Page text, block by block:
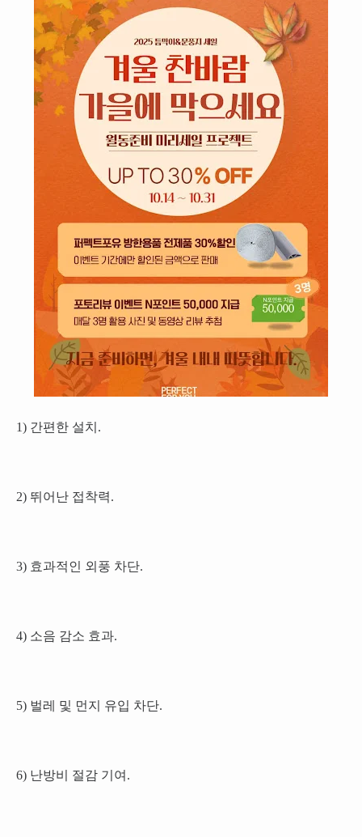
1) 간편한 설치.
2) 뛰어난 접착력.
3) 효과적인 외풍 차단.
4) 소음 감소 효과.
5) 벌레 및 먼지 유입 차단.
6) 난방비 절감 기여.